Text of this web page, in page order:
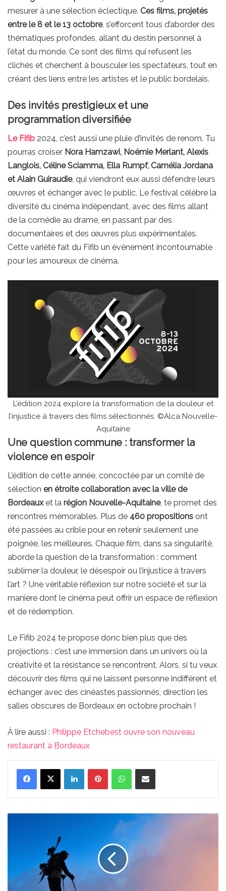
mesurer à une sélection éclectique. Ces films, projetés
entre le 8 et le 13 octobre, s’efforcent tous d’aborder des
thématiques profondes, allant du destin personnel à
l’état du monde. Ce sont des films qui refusent les
clichés et cherchent à bousculer les spectateurs, tout en
créant des liens entre les artistes et le public bordelais.
Des invités prestigieux et une
programmation diversifiée
Le Fifib 2024, c’est aussi une pluie d’invités de renom. Tu
pourras croiser Nora Hamzawi, Noémie Merlant, Alexis
Langlois, Céline Sciamma, Ella Rumpf, Camélia Jordana
et Alain Guiraudie, qui viendront eux aussi défendre leurs
œuvres et échanger avec le public. Le festival célèbre la
diversité du cinéma indépendant, avec des films allant
de la comédie au drame, en passant par des
documentaires et des œuvres plus expérimentales.
Cette variété fait du Fifib un événement incontournable
pour les amoureux de cinéma.
L’édition 2024 explore la transformation de la douleur et
l’injustice à travers des films sélectionnés. ©Alca Nouvelle-
Aquitaine
Une question commune : transformer la
violence en espoir
L’édition de cette année, concoctée par un comité de
sélection en étroite collaboration avec la ville de
Bordeauxet la région Nouvelle-Aquitaine, te promet des
rencontres mémorables. Plus de 460 propositions ont
été passées au crible pour en retenir seulement une
poignée, les meilleures. Chaque film, dans sa singularité,
aborde la question de la transformation : comment
sublimer la douleur, le désespoir ou l’injustice à travers
l’art ? Une véritable réflexion sur notre société et sur la
manière dont le cinéma peut offrir un espace de réflexion
et de rédemption.
Le Fifib 2024 te propose donc bien plus que des
projections : c’est une immersion dans un univers où la
créativité et la résistance se rencontrent. Alors, si tu veux
découvrir des films qui ne laissent personne indifférent et
échanger avec des cinéastes passionnés, direction les
salles obscures de Bordeaux en octobre prochain !
À lire aussi : Philippe Etchebest ouvre son nouveau
restaurant à Bordeaux
LinkedinPinterestWhatsAppPartager par email
l'Aventure